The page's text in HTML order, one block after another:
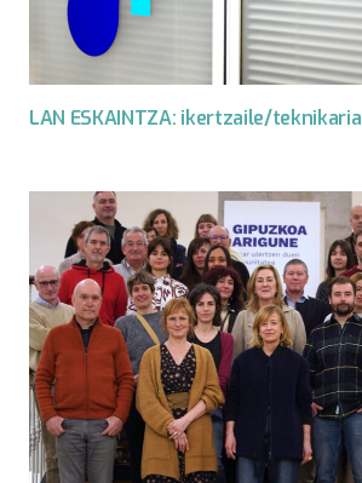
LAN ESKAINTZA: ikertzaile/teknikaria